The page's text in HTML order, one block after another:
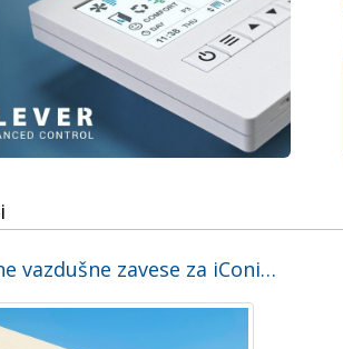
Ukrasne vazdušne zavese za iConic 2022, zgradu FIFA na Svetskom prvenstvu u fudbalu u Kataru